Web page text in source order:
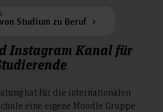
Studium zu Beruf
Instagram Kanal für
hat für die internationalen
eine eigene Moodle Gruppe